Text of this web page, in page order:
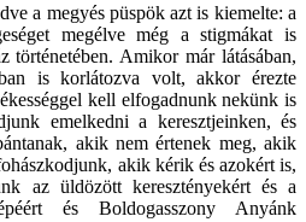
a megyés püspök azt is kiemelte: a
megélve még a stigmákat is
történetében. Amikor már látásában,
is korlátozva volt, akkor érezte
kell elfogadnunk nekünk is
emelkedni a keresztjeinken, és
akik nem értenek meg, akik
akik kérik és azokért is,
az üldözött keresztényekért és a
és Boldogasszony Anyánk